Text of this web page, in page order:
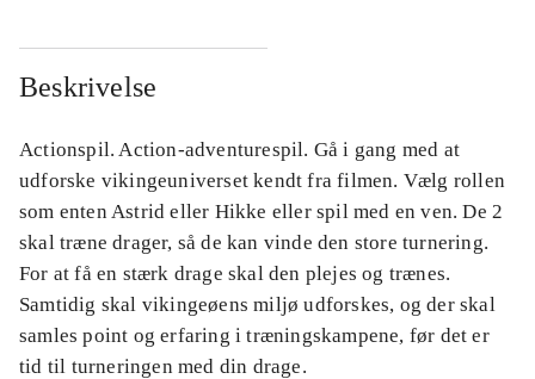
Beskrivelse
Actionspil. Action-adventurespil. Gå i gang med at
udforske vikingeuniverset kendt fra filmen. Vælg rollen
som enten Astrid eller Hikke eller spil med en ven. De 2
skal træne drager, så de kan vinde den store turnering.
For at få en stærk drage skal den plejes og trænes.
Samtidig skal vikingeøens miljø udforskes, og der skal
samles point og erfaring i træningskampene, før det er
tid til turneringen med din drage.